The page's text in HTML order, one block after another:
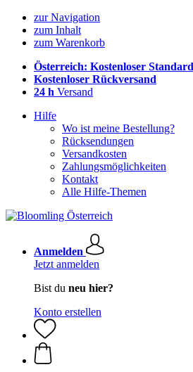
zur Navigation
zum Inhalt
zum Warenkorb
Österreich: Kostenloser
Kostenloser Rückversand
24 h Versand
Hilfe
Wo ist meine Bestellung?
Rücksendungen
Versandkosten
Zahlungsmöglichkeiten
Kontakt
Alle Hilfe-Themen
Anmelden
Jetzt anmelden
Bist du neu hier?
Konto erstellen